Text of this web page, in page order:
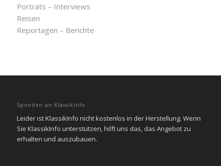
Porträts – Interviews
Reisen
Reportagen – Berichte
Spenden an KlassikInfo
Leider ist KlassikInfo nicht kostenlos in der Herstellung. Wenn
Sie KlassikInfo unterstützen, hilft uns das, das Angebot zu
erhalten und auszubauen.